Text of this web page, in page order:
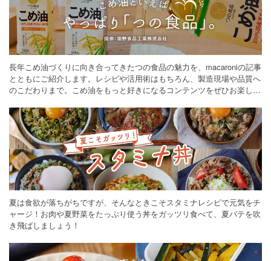
長年こめ油づくりに向き合ってきたつの食品の魅力を、macaroniの記事
とともにご紹介します。レシピや活用術はもちろん、製造現場や品質へ
のこだわりまで。こめ油をもっと好きになるコンテンツをぜひお楽しみ
夏は食欲が落ちがちですが、そんなときこそスタミナレシピで元気をチ
ャージ！お肉や夏野菜をたっぷり使う丼をガッツリ食べて、夏バテを吹
き飛ばしましょう！